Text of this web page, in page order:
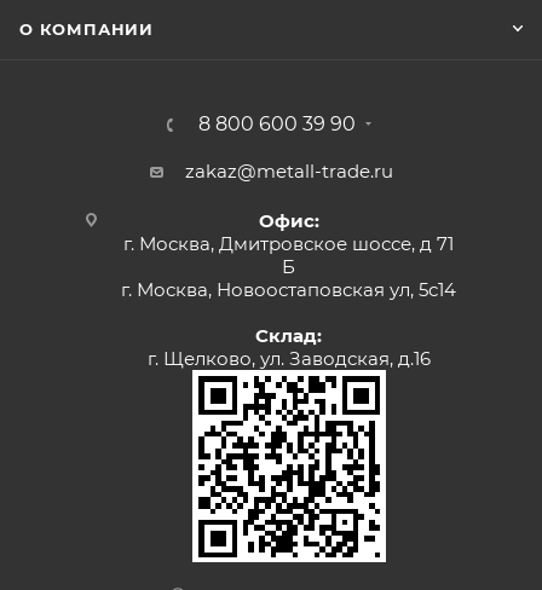
О КОМПАНИИ
8 800 600 39 90
zakaz@metall-trade.ru
Офис:
г. Москва, Дмитровское шоссе, д 71
Б
г. Москва, Новоостаповская ул, 5с14
Склад:
г. Щелково, ул. Заводская, д.16